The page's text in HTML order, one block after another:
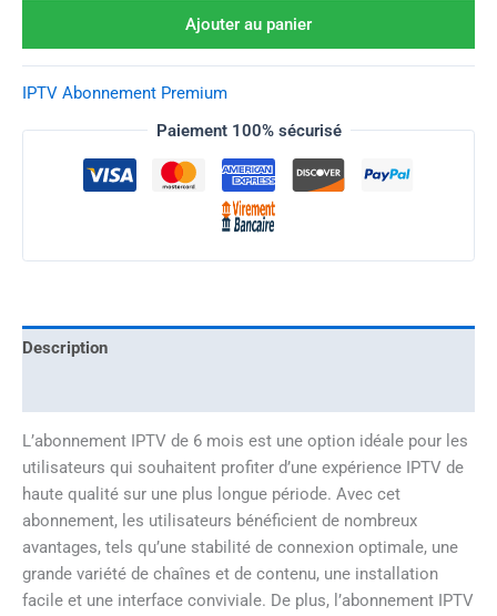
Ajouter au panier
IPTV Abonnement Premium
Paiement 100% sécurisé
Description
L’abonnement IPTV de 6 mois est une option idéale pour les
utilisateurs qui souhaitent profiter d’une expérience IPTV de
haute qualité sur une plus longue période. Avec cet
abonnement, les utilisateurs bénéficient de nombreux
avantages, tels qu’une stabilité de connexion optimale, une
grande variété de chaînes et de contenu, une installation
facile et une interface conviviale. De plus, l’abonnement IPTV